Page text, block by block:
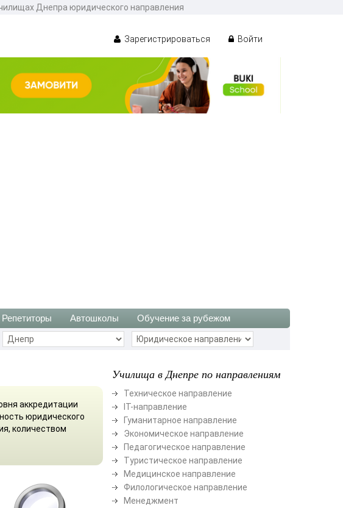
Днепра юридического направления
Зарегистрироваться Войти
Репетиторы Автошколы Обучение за рубежом
аккредитации
юридического
количеством
Училища в Днепре по направлениям
Техническое направление
ІТ-направление
Гуманитарное направление
Экономическое направление
Педагогическое направление
Туристическое направление
Медицинское направление
Филологическое направление
Менеджмент